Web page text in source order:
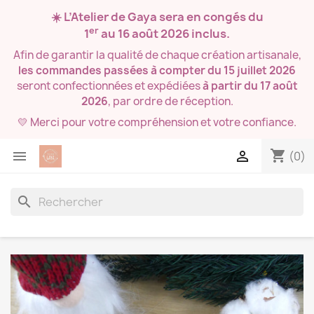
☀️ L’Atelier de Gaya sera en congés du
1erau 16 août 2026inclus.
Afin de garantir la qualité de chaque création artisanale,
les commandes passées à compter du 15 juillet 2026
seront confectionnées et expédiéesà partir du 17 août
2026, par ordre de réception.
💛 Merci pour votre compréhension et votre confiance.
 shopping_cart (0)

search